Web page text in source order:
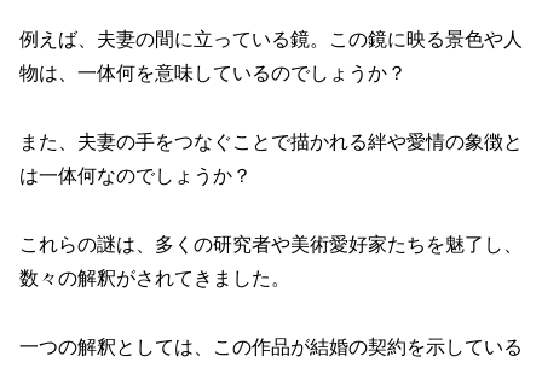
例えば、夫妻の間に立っている鏡。この鏡に映る景色や人
物は、一体何を意味しているのでしょうか？
また、夫妻の手をつなぐことで描かれる絆や愛情の象徴と
は一体何なのでしょうか？
これらの謎は、多くの研究者や美術愛好家たちを魅了し、
数々の解釈がされてきました。
一つの解釈としては、この作品が結婚の契約を示している